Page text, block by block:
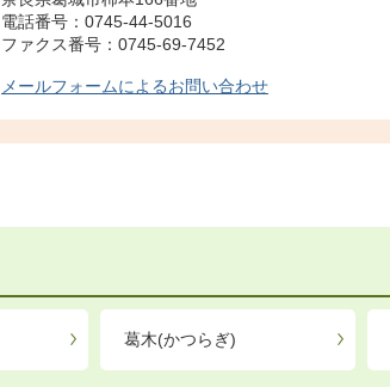
電話番号：0745-44-5016
ファクス番号：0745-69-7452
メールフォームによるお問い合わせ
葛木(かつらぎ)